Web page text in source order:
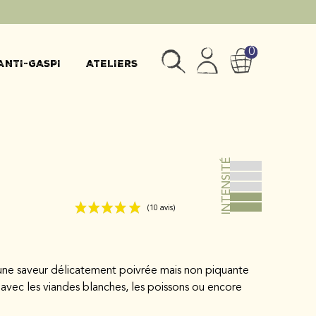
GASPI ATELIERS
0
INTENSITÉ
saveur délicatement poivrée mais non piquante
les viandes blanches, les poissons ou encore